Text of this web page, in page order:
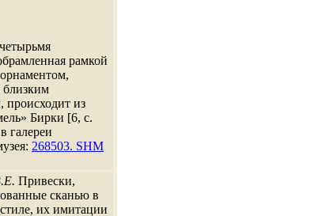
рамкой
близким
происходит из
Бирки [6, с.
галереи
268503. SHM
Привески,
сканью в
их имитации